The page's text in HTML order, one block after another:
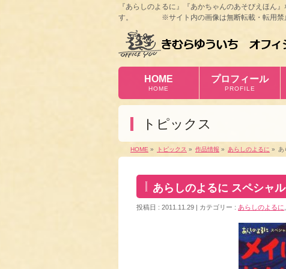
『あらしのよるに』『あかちゃんのあそびえほん
す。 ※サイト内の画像は無断転載・転用禁止
HOME
HOME
プロフィール
PROFILE
トピックス
HOME » トピックス » 作品情報 » あらしのよるに » あ
あらしのよるに スペシャ
投稿日 : 2011.11.29 カテゴリー : あらしのよるに